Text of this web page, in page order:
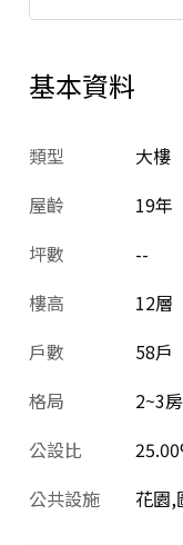
基本資料
類型
大樓
屋齡
19年
坪數
--
樓高
12層
戶數
58戶
格局
2~3
公設比
公共設施 花園,